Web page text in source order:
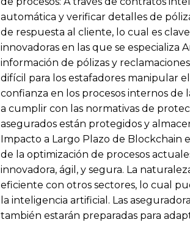
automática y verificar detalles de
de respuesta al cliente, lo cual es
innovadoras en las que se especializa
información de pólizas y
difícil para los estafadores manipular
confianza en los procesos internos
a cumplir con las normativas de
asegurados están protegidos y
Impacto a Largo Plazo de Blockchain
de la optimización de procesos
innovadora, ágil, y segura. La
eficiente con otros sectores, lo cual
la inteligencia artificial. Las
también estarán preparadas para